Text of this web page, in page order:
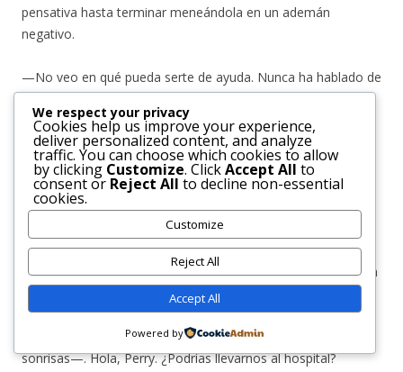
pensativa hasta terminar meneándola en un ademán
negativo.
—No veo en qué pueda serte de ayuda. Nunca ha hablado de
ello. Dijo que lo había calificado injustamente y que
simplemente se dejó llevar por el coraje, pero sus notas
siempre fueron destacadas.
—Bien, pues si no lo sabes, vas a ayudarme a averiguarlo.
—¿Y cómo se supone que piensas hacer eso?
—Ven conmigo —finalizó ella, encaminándose hacia la salida
lateral y obligándolo a seguirla. No bien llegaron cerca de la
parada de autobús, y un carro se apeó frente a ellos,
inclinándose Lucianne por la ventanilla con la mejor de sus
sonrisas—. Hola, Perry. ¿Podrías llevarnos al hospital?
We respect your privacy
Cookies help us improve your experience,
deliver personalized content, and analyze
traffic. You can choose which cookies to allow
by clicking Customize. ClickAccept All to
consent or Reject All to decline non-essential
cookies.
Customize
Reject All
Accept All
Powered by